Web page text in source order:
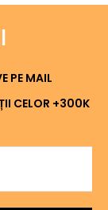
PE MAIL
CELOR +300K